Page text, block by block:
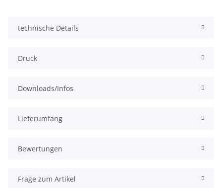
technische Details
Druck
Downloads/Infos
Lieferumfang
Bewertungen
Frage zum Artikel